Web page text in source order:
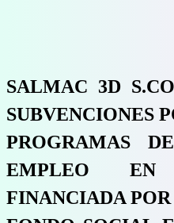
SALMAC 3D
SUBVENCIONES
PROGRAMAS
EMPLEO EN
FINANCIADA